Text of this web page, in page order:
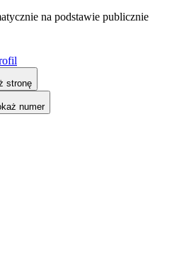
na podstawie publicznie
stronę
numer